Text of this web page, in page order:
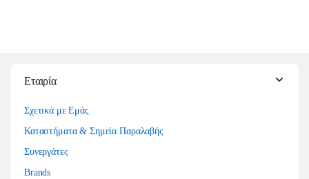
Εταιρία
Σχετικά με Εμάς
Καταστήματα & Σημεία Παραλαβής
Συνεργάτες
Brands